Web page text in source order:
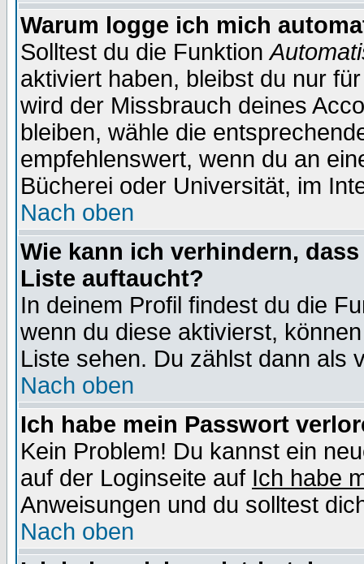
Warum logge ich mich
Solltest du die Funktion
aktiviert haben, bleibst du nur
wird der Missbrauch deines
bleiben, wähle die
empfehlenswert, wenn du an
Bücherei oder Universität, im
Nach oben
Wie kann ich verhindern,
Liste auftaucht?
In deinem Profil findest du die
wenn du diese aktivierst,
Liste sehen. Du zählst dann als
Nach oben
Ich habe mein Passwort
Kein Problem! Du kannst ein
auf der Loginseite auf Ich habe
Anweisungen und du solltest
Nach oben